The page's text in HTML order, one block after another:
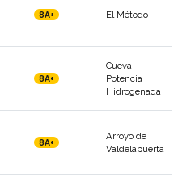
8A+ El Método
8A+
Cueva
Potencia
Hidrogenada
8A+
Arroyo de
Valdelapuerta